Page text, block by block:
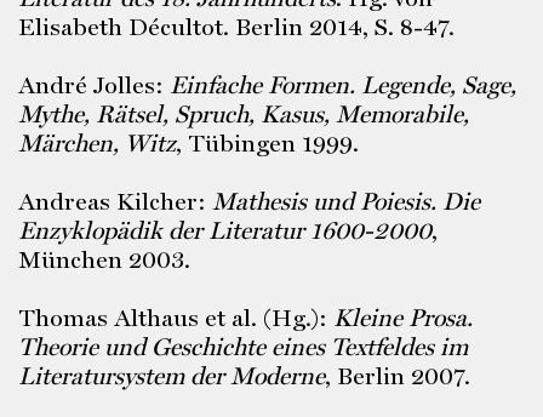
Elisabeth Décultot. Berlin 2014, S. 8-47.
André Jolles: Einfache Formen. Legende, Sage,
Mythe, Rätsel, Spruch, Kasus, Memorabile,
Märchen, Witz, Tübingen 1999.
Andreas Kilcher: Mathesis und Poiesis. Die
Enzyklopädik der Literatur 1600-2000,
München 2003.
Thomas Althaus et al. (Hg.): Kleine Prosa.
Theorie und Geschichte eines Textfeldes im
Literatursystem der Moderne, Berlin 2007.